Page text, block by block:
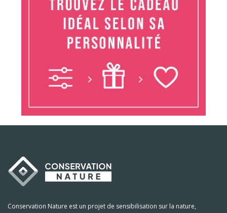
Conservation Nature est un projet de sensibilisation sur la nature,